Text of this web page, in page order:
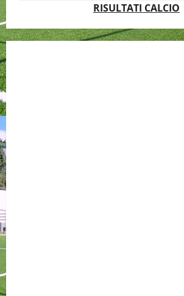
RISULTATI CALCIO